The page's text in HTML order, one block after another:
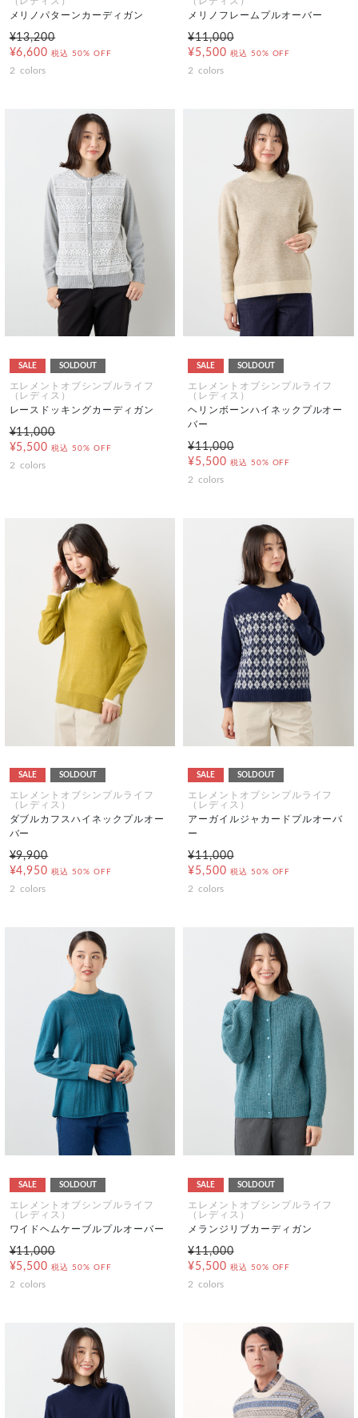
メリノパターンカーディガン
¥13,200
¥6,600 税込 50% OFF
2 colors
メリノフレームプルオーバー
¥11,000
¥5,500 税込 50% OFF
2 colors
SALE SOLDOUT
エレメントオブシンプルライフ
（レディス）
レースドッキングカーディガン
¥11,000
¥5,500 税込 50% OFF
2 colors
SALE SOLDOUT
エレメントオブシンプルライフ
（レディス）
ヘリンボーンハイネックプルオー
バー
¥11,000
¥5,500 税込 50% OFF
2 colors
SALE SOLDOUT
エレメントオブシンプルライフ
（レディス）
ダブルカフスハイネックプルオー
バー
¥9,900
¥4,950 税込 50% OFF
2 colors
SALE SOLDOUT
エレメントオブシンプルライフ
（レディス）
アーガイルジャカードプルオーバ
ー
¥11,000
¥5,500 税込 50% OFF
2 colors
SALE SOLDOUT
エレメントオブシンプルライフ
（レディス）
ワイドヘムケーブルプルオーバー
¥11,000
¥5,500 税込 50% OFF
2 colors
SALE SOLDOUT
エレメントオブシンプルライフ
（レディス）
メランジリブカーディガン
¥11,000
¥5,500 税込 50% OFF
2 colors